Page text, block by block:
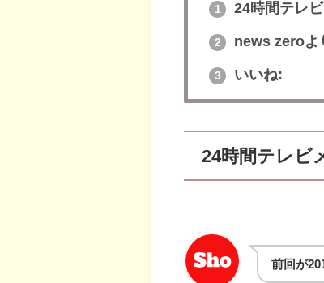
1 24時間テレ
2 news zeroよ
3 いいね:
24時間テレビ
前回が